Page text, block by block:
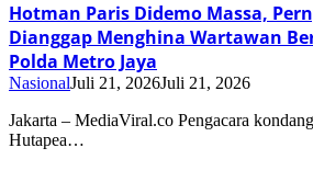
Hotman Paris Didemo Massa,
Dianggap Menghina Wartawan
Polda Metro Jaya
NasionalJuli 21, 2026Juli 21, 2026
Jakarta – MediaViral.co Pengacara
Hutapea…